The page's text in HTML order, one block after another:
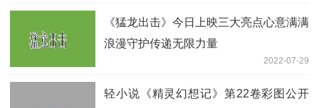
《猛龙出击》今日上映三大亮点心意满满
浪漫守护传递无限力量
2022-07-29
轻小说《精灵幻想记》第22卷彩图公开